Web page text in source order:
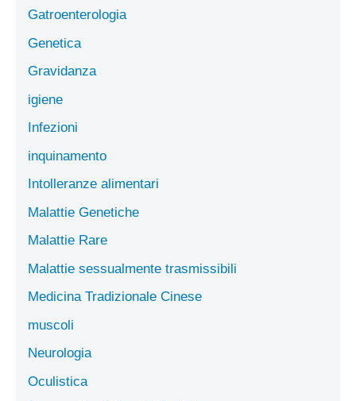
Gatroenterologia
Genetica
Gravidanza
igiene
Infezioni
inquinamento
Intolleranze alimentari
Malattie Genetiche
Malattie Rare
Malattie sessualmente trasmissibili
Medicina Tradizionale Cinese
muscoli
Neurologia
Oculistica